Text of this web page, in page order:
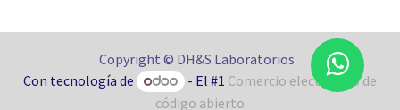
Copyright © DH&S Laboratorios
Con tecnología de
- El #1 Comercio electrónico de
código abierto